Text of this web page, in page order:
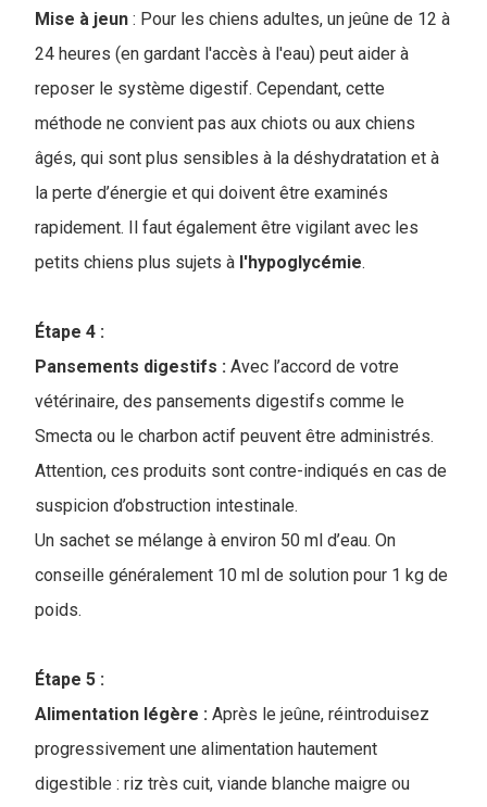
Mise à jeun : Pour les chiens adultes, un jeûne de 12 à
24 heures (en gardant l'accès à l'eau) peut aider à
reposer le système digestif. Cependant, cette
méthode ne convient pas aux chiots ou aux chiens
âgés, qui sont plus sensibles à la déshydratation et à
la perte d’énergie et qui doivent être examinés
rapidement. Il faut également être vigilant avec les
petits chiens plus sujets à l'hypoglycémie.
Étape 4 :
Pansements digestifs : Avec l’accord de votre
vétérinaire, des pansements digestifs comme le
Smecta ou le charbon actif peuvent être administrés.
Attention, ces produits sont contre-indiqués en cas de
suspicion d’obstruction intestinale.
Un sachet se mélange à environ 50 ml d’eau. On
conseille généralement 10 ml de solution pour 1 kg de
poids.
Étape 5 :
Alimentation légère : Après le jeûne, réintroduisez
progressivement une alimentation hautement
digestible : riz très cuit, viande blanche maigre ou